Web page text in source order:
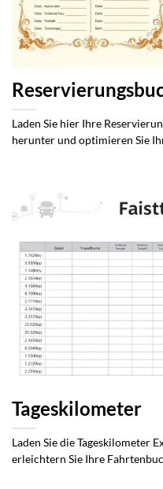
Laden Sie hier Ihre
herunter und optimieren Sie
Tageskilometer
Laden Sie die Tageskilometer
erleichtern Sie Ihre